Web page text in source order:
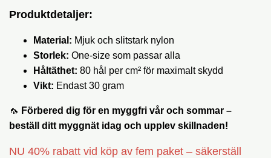
Produktdetaljer:
Material: Mjuk och slitstark nylon
Storlek: One-size som passar alla
Håltäthet: 80 hål per cm² för maximalt skydd
Vikt: Endast 30 gram
🦟 Förbered dig för en myggfri vår och sommar –
beställ ditt myggnät idag och upplev skillnaden!
NU 40% rabatt vid köp av fem paket – säkerställ